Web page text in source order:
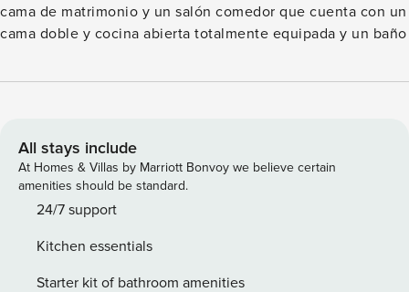
cama de matrimonio y un salón comedor que cuenta con
cama doble y cocina abierta totalmente equipada y un
donde podrás realizar todo tipo de actividades, tanto
number: ESFCTU000033035002303253000000 Número de Registro
de Alquiler (NRA):
All stays include
At Homes & Villas by Marriott Bonvoy we believe certain
amenities should be standard.
24/7 support
Kitchen essentials
Starter kit of bathroom amenities